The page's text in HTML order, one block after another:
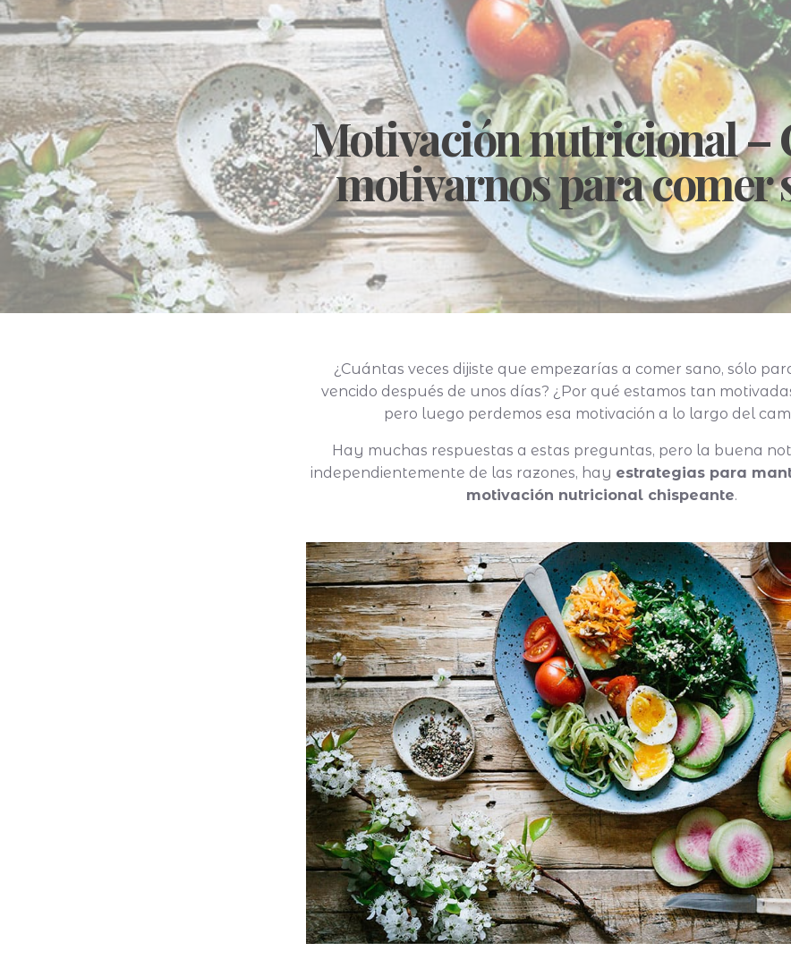
Motivación nutricional –
motivarnos para comer
¿Cuántas veces dijiste que empezarías a comer sano, sólo
vencido después de unos días? ¿Por qué estamos tan
pero luego perdemos esa motivación a lo largo del
Hay muchas respuestas a estas preguntas, pero la buena
independientemente de las razones, hay estrategias para
motivación nutricional chispeante.